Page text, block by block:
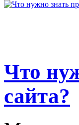
Что
сайта?